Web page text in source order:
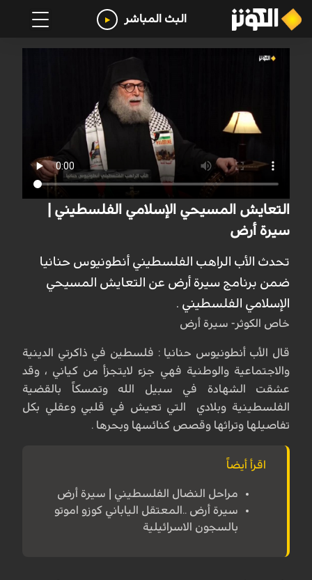
البث المباشر
التعايش المسيحي الإسلامي الفلسطيني |
سيرة أرض
تحدث الأب الراهب الفلسطيني أنطونيوس حنانيا
ضمن برنامج سيرة أرض عن التعايش المسيحي
الإسلامي الفلسطيني .
خاص الكوثر- سيرة أرض
قال الأب أنطونيوس حنانيا : فلسطين في ذاكرتي الدينية
والاجتماعية والوطنية فهي جزء لايتجزأ من كياني ، وقد
عشقت الشهادة في سبيل الله وتمسكاً بالقضية
الفلسطينية وبلادي التي تعيش في قلبي وعقلي بكل
تفاصيلها وتراثها وقصص كنائسها وبحرها .
اقرأ أيضاً
مراحل النضال الفلسطيني | سيرة أرض
سيرة أرض ..المعتقل الياباني كوزو اموتو
بالسجون الاسرائيلية